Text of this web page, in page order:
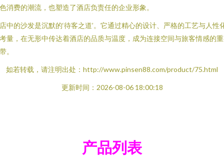
消费的潮流，也塑造了酒店负责任的企业形象。
中的沙发是沉默的‘待客之道’。它通过精心的设计、严格的工艺与人性
量，在无形中传达着酒店的品质与温度，成为连接空间与旅客情感的
。
如若转载，请注明出处：http://www.pinsen88.com/product/75.html
更新时间：2026-08-06 18:00:18
产品列表